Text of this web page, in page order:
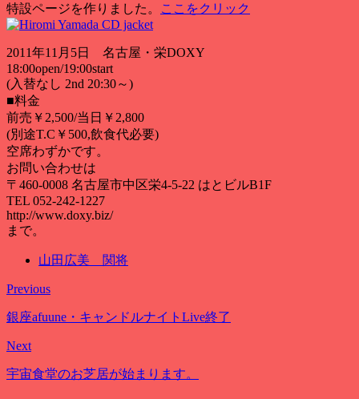
特設ページを作りました。 ここをクリック
2011年11月5日 名古屋・栄DOXY
18:00open/19:00start
(入替なし 2nd 20:30～)
■料金
前売￥2,500/当日￥2,800
(別途T.C￥500,飲食代必要)
空席わずかです。
お問い合わせは
〒460-0008 名古屋市中区栄4-5-22 はとビルB1F
TEL 052-242-1227
http://www.doxy.biz/
まで。
山田広美 関将
Previous
銀座afuune・キャンドルナイトLive終了
Next
宇宙食堂のお芝居が始まります。